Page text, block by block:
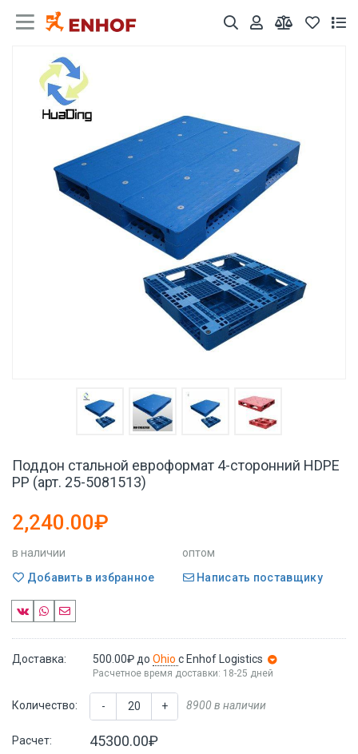
Поддон стальной евроформат 4-сторонний HDPE
PP (арт. 25-5081513)
2,240.00₽
в наличии
оптом
Добавить в избранное
Написать поставщику
Доставка: 500.00₽ до Ohio с Enhof Logistics
Расчетное время доставки: 18-25 дней
Количество: - + 8900 в наличии
Расчет: 45300.00₽